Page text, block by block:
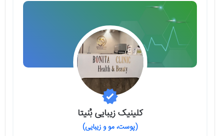
کلینیک زیبایی بُنیتا
(پوست، مو و زیبایی)